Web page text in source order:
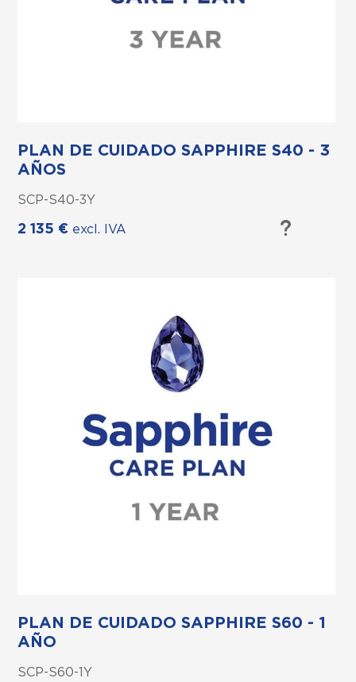
PLAN DE CUIDADO SAPPHIRE S40 - 3
AÑOS
SCP-S40-3Y
2 135 € excl. IVA
PLAN DE CUIDADO SAPPHIRE S60 - 1
AÑO
SCP-S60-1Y